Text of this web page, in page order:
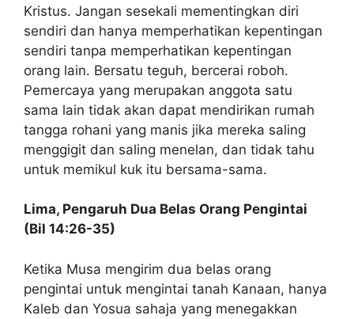
Kristus. Jangan sesekali mementingkan diri
sendiri dan hanya memperhatikan kepentingan
sendiri tanpa memperhatikan kepentingan
orang lain. Bersatu teguh, bercerai roboh.
Pemercaya yang merupakan anggota satu
sama lain tidak akan dapat mendirikan rumah
tangga rohani yang manis jika mereka saling
menggigit dan saling menelan, dan tidak tahu
untuk memikul kuk itu bersama-sama.
Lima, Pengaruh Dua Belas Orang Pengintai
(Bil 14:26-35)
Ketika Musa mengirim dua belas orang
pengintai untuk mengintai tanah Kanaan, hanya
Kaleb dan Yosua sahaja yang menegakkan